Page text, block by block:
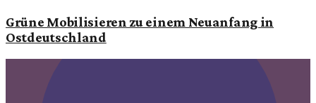
Grüne Mobilisieren zu einem Neuanfang in
Ostdeutschland